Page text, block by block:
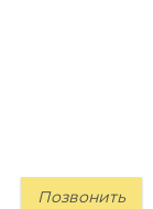
Позвонить